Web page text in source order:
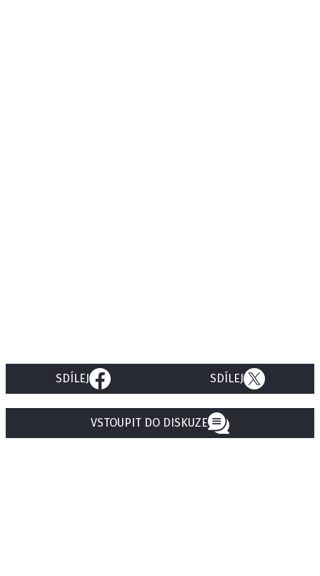
SDÍLEJ SDÍLEJ
VSTOUPIT DO DISKUZE